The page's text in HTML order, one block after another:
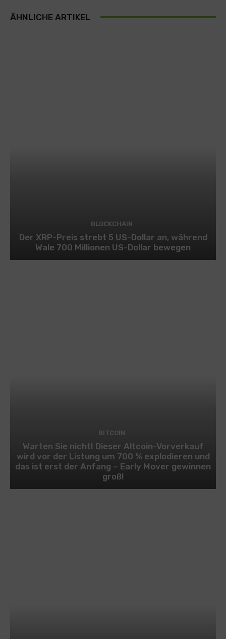
ÄHNLICHE ARTIKEL
BLOCKCHAIN
Der XRP-Preis strebt 5 US-Dollar an, während
Wale 700 Millionen US-Dollar bewegen
BITCOIN
Warten Sie nicht! Dieser Altcoin-Vorverkauf
wird vor der Listung um 700 % explodieren und
das ist erst der Anfang – Early Mover gewinnen
groß!